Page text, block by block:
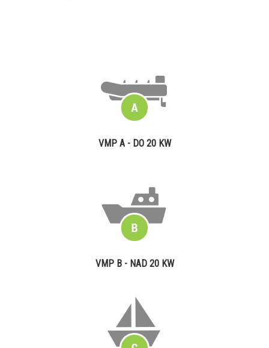
VMP A - DO 20 KW
VMP B - NAD 20 KW